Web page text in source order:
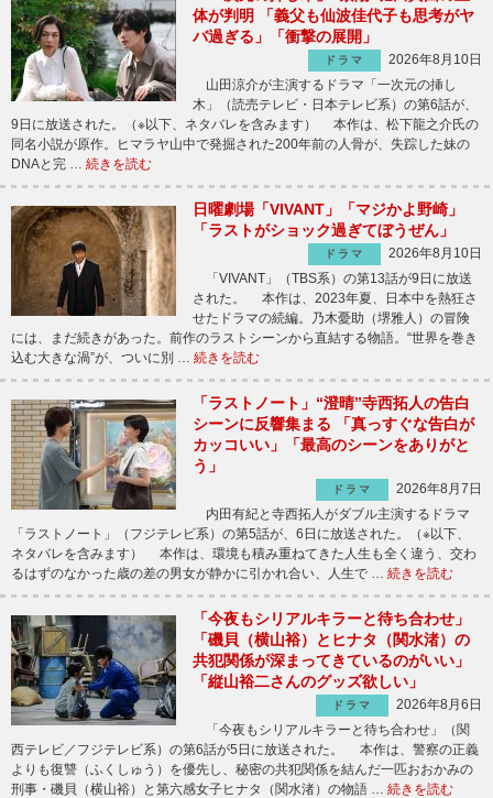
体が判明 「義父も仙波佳代子も思考がヤ
バ過ぎる」「衝撃の展開」
ドラマ
2026年8月10日
山田涼介が主演するドラマ「一次元の挿し
木」（読売テレビ・日本テレビ系）の第6話が、
9日に放送された。（※以下、ネタバレを含みます） 本作は、松下龍之介氏の
同名小説が原作。ヒマラヤ山中で発掘された200年前の人骨が、失踪した妹の
DNAと完 … 続きを読む
日曜劇場「VIVANT」「マジかよ野崎」
「ラストがショック過ぎてぼうぜん」
ドラマ
2026年8月10日
「VIVANT」（TBS系）の第13話が9日に放送
された。 本作は、2023年夏、日本中を熱狂さ
せたドラマの続編。乃木憂助（堺雅人）の冒険
には、まだ続きがあった。前作のラストシーンから直結する物語。“世界を巻き
込む大きな渦”が、ついに別 … 続きを読む
「ラストノート」“澄晴”寺西拓人の告白
シーンに反響集まる 「真っすぐな告白が
カッコいい」「最高のシーンをありがと
う」
ドラマ
2026年8月7日
内田有紀と寺西拓人がダブル主演するドラマ
「ラストノート」（フジテレビ系）の第5話が、6日に放送された。（※以下、
ネタバレを含みます） 本作は、環境も積み重ねてきた人生も全く違う、交わ
るはずのなかった歳の差の男女が静かに引かれ合い、人生で … 続きを読む
「今夜もシリアルキラーと待ち合わせ」
「磯貝（横山裕）とヒナタ（関水渚）の
共犯関係が深まってきているのがいい」
「縦山裕二さんのグッズ欲しい」
ドラマ
2026年8月6日
「今夜もシリアルキラーと待ち合わせ」（関
西テレビ／フジテレビ系）の第6話が5日に放送された。 本作は、警察の正義
よりも復讐（ふくしゅう）を優先し、秘密の共犯関係を結んだ一匹おおかみの
刑事・磯貝（横山裕）と第六感女子ヒナタ（関水渚）の物語 … 続きを読む